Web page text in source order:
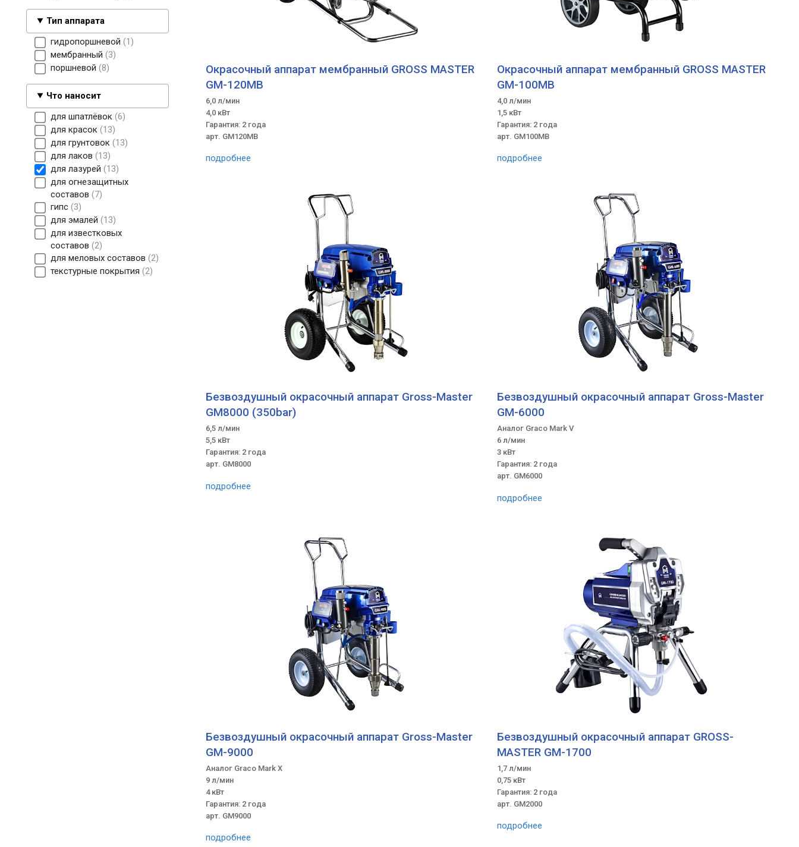
Тип аппарата
гидропоршневой
1
мембранный
3
поршневой 8
Что наносит
для шпатлёвок 6
для красок 13
для грунтовок 13
для лаков
13
для лазурей
13
для огнезащитных
составов
7
гипс 3
для эмалей
13
для известковых
составов 2
для меловых составов 2
текстурные покрытия 2
Окрасочный аппарат мембранный GROSS MASTER
GM-120MB
6,0 л/мин
4,0 кВт
Гарантия: 2 года
арт. GM120MB
подробнее
Окрасочный аппарат мембранный GROSS MASTER
GM-100MB
4,0 л/мин
1,5 кВт
Гарантия: 2 года
арт. GM100MB
подробнее
Безвоздушный окрасочный аппарат Gross-Master
GM8000 (350bar)
6,5 л/мин
5,5 кВт
Гарантия: 2 года
арт. GM8000
подробнее
Безвоздушный окрасочный аппарат Gross-Master
GM-6000
Аналог Graco Mark V
6 л/мин
3 кВт
Гарантия: 2 года
арт. GM6000
подробнее
Безвоздушный окрасочный аппарат Gross-Master
GM-9000
Аналог Graco Mark X
9 л/мин
4 кВт
Гарантия: 2 года
арт. GM9000
подробнее
Безвоздушный окрасочный аппарат GROSS-
MASTER GM-1700
1,7 л/мин
0,75 кВт
Гарантия: 2 года
арт. GM2000
подробнее